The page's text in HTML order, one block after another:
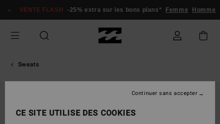
VENTE FLASH -25% extra sur les bons plans* Femme Homme
Sweats
CE SITE UTILISE DES COOKIES
Continuer sans accepter